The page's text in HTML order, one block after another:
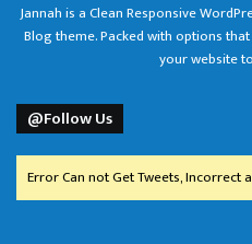
Jannah is a Clean Responsive
Blog theme. Packed with options
your website
@Follow Us
Error Can not Get Tweets, Incorrect